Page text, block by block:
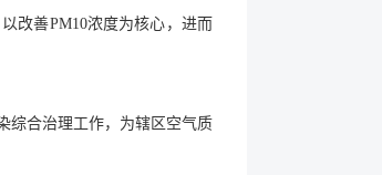
改善PM10浓度为核心，进而
综合治理工作，为辖区空气质